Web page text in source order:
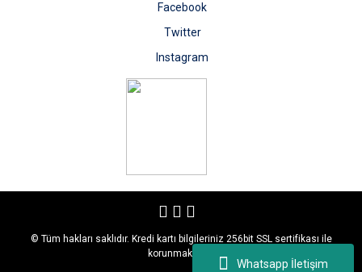
Whatsapp İletişim
Facebook
Twitter
Instagram
© Tüm hakları saklıdır. Kredi kartı bilgileriniz 256bit SSL sertifikası ile
korunmaktadır.